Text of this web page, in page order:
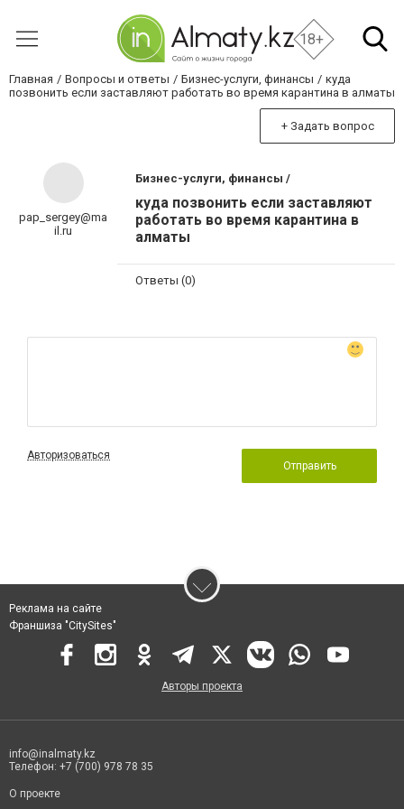
18+
Главная Вопросы и ответы Бизнес-услуги, финансы
куда
позвонить если заставляют работать во время карантина в алматы
+ Задать вопрос
pap_sergey@ma
il.ru
Бизнес-услуги, финансы /
куда позвонить если заставляют
работать во время карантина в
алматы
Ответы (0)
Авторизоваться
Отправить
Реклама на сайте
Франшиза "CitySites"
Авторы проекта
info@inalmaty.kz
Телефон: +7 (700) 978 78 35
О проекте